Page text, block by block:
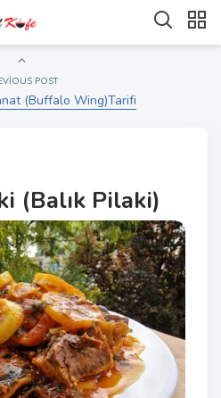
POST
(Buffalo Wing)Tarifi
(Balık Pilaki)